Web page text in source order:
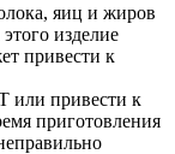
яиц и жиров
изделие
привести к
или привести к
приготовления